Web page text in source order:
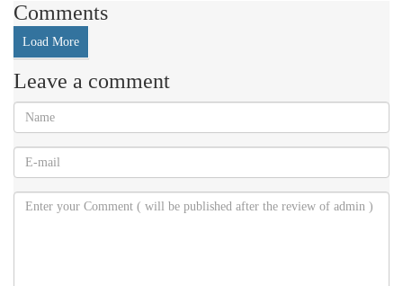
Comments
Load More
Leave a comment